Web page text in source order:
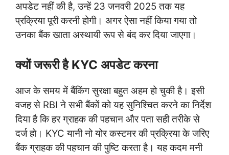
अपडेट नहीं की है, उन्हें 23 जनवरी 2025 तक यह
प्रक्रिया पूरी करनी होगी। अगर ऐसा नहीं किया गया तो
उनका बैंक खाता अस्थायी रूप से बंद कर दिया जाएगा।
क्यों जरूरी है KYC अपडेट करना
आज के समय में बैंकिंग सुरक्षा बहुत अहम हो चुकी है। इसी
वजह से RBI ने सभी बैंकों को यह सुनिश्चित करने का निर्देश
दिया है कि हर ग्राहक की पहचान और पता सही तरीके से
दर्ज हो। KYC यानी नो योर कस्टमर की प्रक्रिया के जरिए
बैंक ग्राहक की पहचान की पुष्टि करता है। यह कदम मनी